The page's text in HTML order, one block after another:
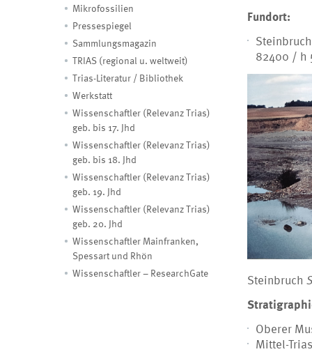
Mikrofossilien
Pressespiegel
Sammlungsmagazin
TRIAS (regional u. weltweit)
Trias-Literatur / Bibliothek
Werkstatt
Wissenschaftler (Relevanz Trias)
geb. bis 17. Jhd
Wissenschaftler (Relevanz Trias)
geb. bis 18. Jhd
Wissenschaftler (Relevanz Trias)
geb. 19. Jhd
Wissenschaftler (Relevanz Trias)
geb. 20. Jhd
Wissenschaftler Mainfranken,
Spessart und Rhön
Wissenschaftler – ResearchGate
Fundort:
82400 / h
Steinbruch
Oberer
Mittel-